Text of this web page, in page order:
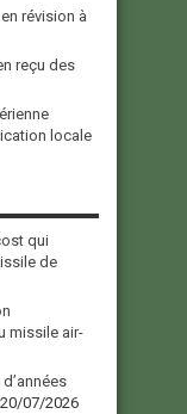
révision à
reçu des
locale
qui
de
missile air-
20/07/2026